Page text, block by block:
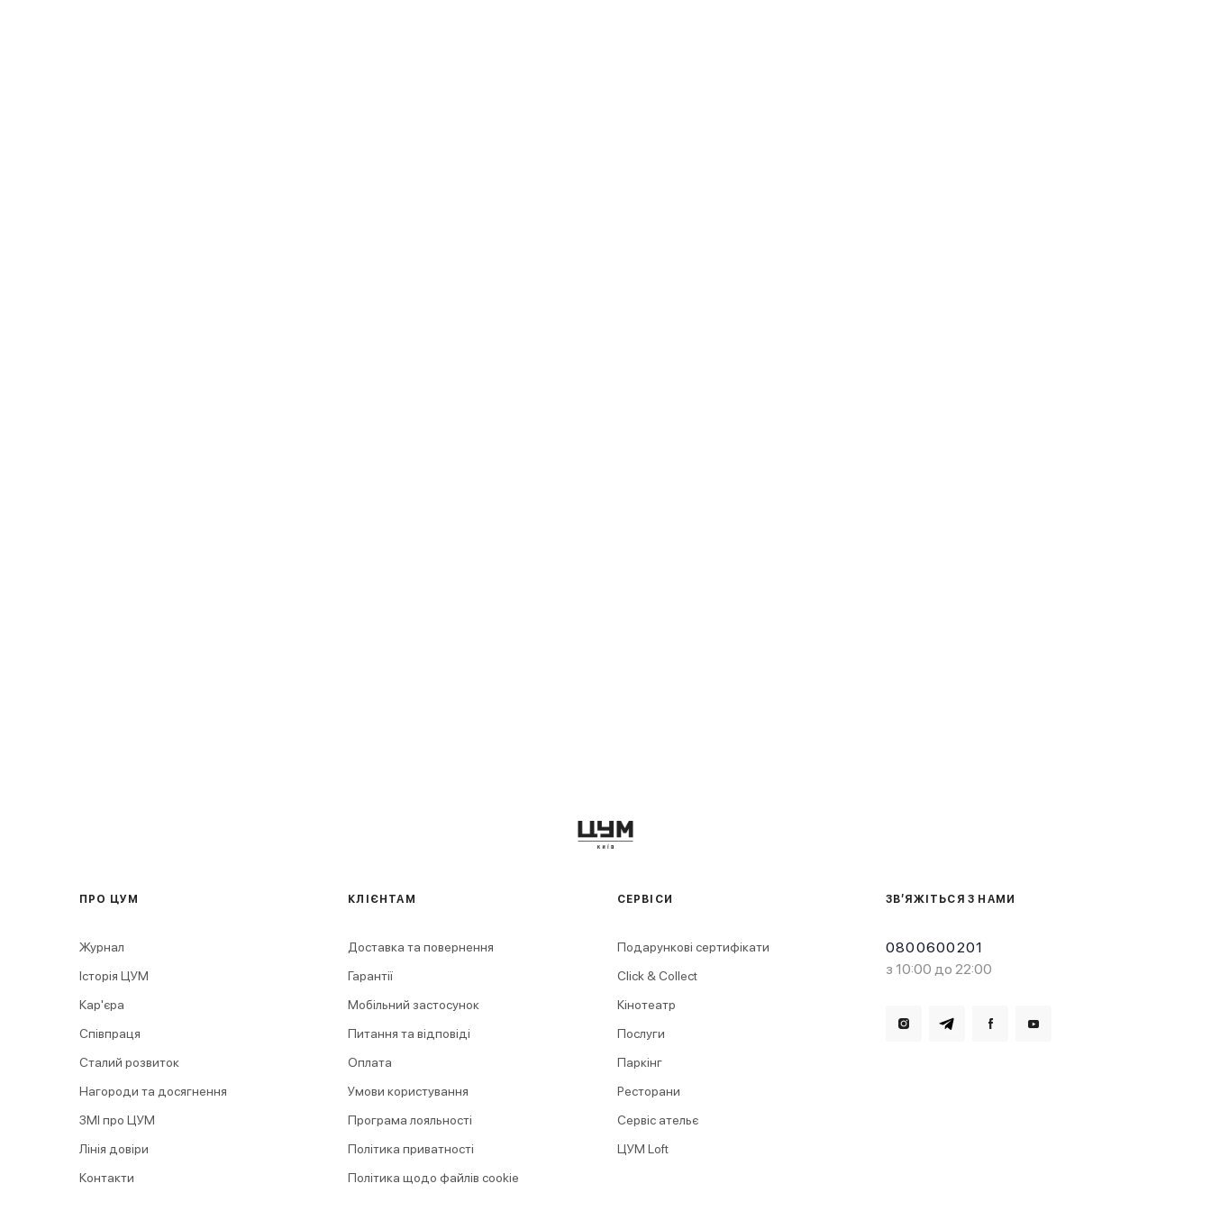
ЗВ’ЯЖІТЬСЯ З НАМИ
0800600201
з 10:00 до 22:00
ПРО ЦУМ
Журнал
Історія ЦУМ
Кар'єра
Співпраця
Сталий розвиток
Нагороди та досягнення
ЗМІ про ЦУМ
Лінія довіри
Контакти
КЛІЄНТАМ
Доставка та повернення
Гарантії
Мобільний застосунок
Питання та відповіді
Оплата
Умови користування
Програма лояльності
Політика приватності
Політика щодо файлів cookie
СЕРВІСИ
Подарункові сертифікати
Click & Collect
Кінотеатр
Послуги
Паркінг
Ресторани
Сервіс ательє
ЦУМ Loft